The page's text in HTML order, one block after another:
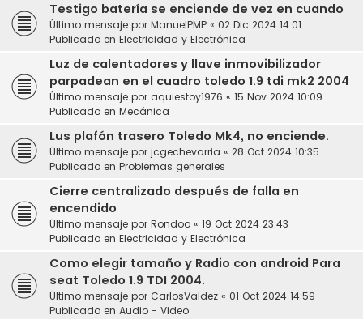
Testigo batería se enciende de vez en cuando
Último mensaje por ManuelPMP « 02 Dic 2024 14:01
Publicado en Electricidad y Electrónica
Luz de calentadores y llave inmovibilizador
parpadean en el cuadro toledo 1.9 tdi mk2 2004
Último mensaje por aquiestoy1976 « 15 Nov 2024 10:09
Publicado en Mecánica
Lus plafón trasero Toledo Mk4, no enciende.
Último mensaje por jcgechevarria « 28 Oct 2024 10:35
Publicado en Problemas generales
Cierre centralizado después de falla en
encendido
Último mensaje por Rondoo « 19 Oct 2024 23:43
Publicado en Electricidad y Electrónica
Como elegir tamaño y Radio con android Para
seat Toledo 1.9 TDI 2004.
Último mensaje por CarlosValdez « 01 Oct 2024 14:59
Publicado en Audio - Video